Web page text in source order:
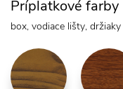
Príplatkové farby
box, vodiace lišty,